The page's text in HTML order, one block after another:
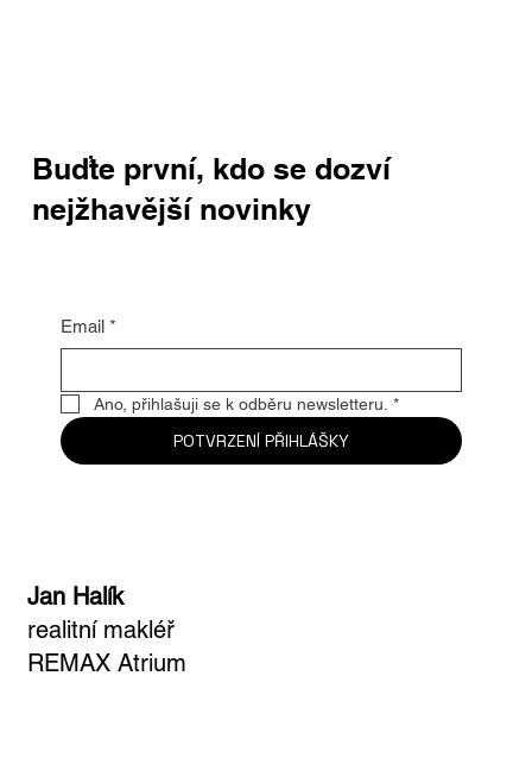
Buďte první, kdo se dozví
nejžhavější novinky
Email *
Ano, přihlašuji se k odběru newsletteru. *
POTVRZENÍ PŘIHLÁŠKY
Jan Halík
realitní makléř
REMAX Atrium